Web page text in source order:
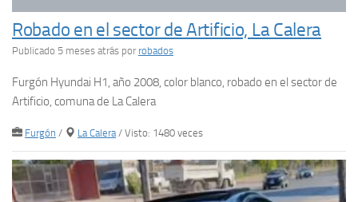
Robado en el sector de Artificio, La Calera
Publicado 5 meses atrás por robados
Furgón Hyundai H1, año 2008, color blanco, robado en el sector de
Artificio, comuna de La Calera
Furgón / La Calera / Visto: 1480 veces